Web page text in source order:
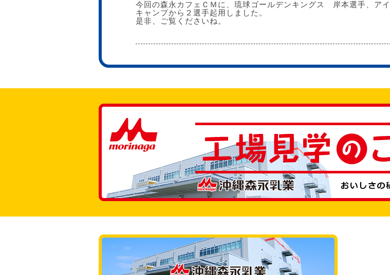
今回の森永カフェＣＭに、琉球ゴールデンキングス 岸本選手、ア
キャンプから２選手起用しました。
是非、ご覧くださいね。